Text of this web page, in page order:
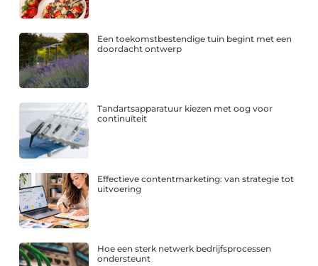
Een toekomstbestendige tuin begint met een
doordacht ontwerp
Tandartsapparatuur kiezen met oog voor
continuïteit
Effectieve contentmarketing: van strategie tot
uitvoering
Hoe een sterk netwerk bedrijfsprocessen
ondersteunt